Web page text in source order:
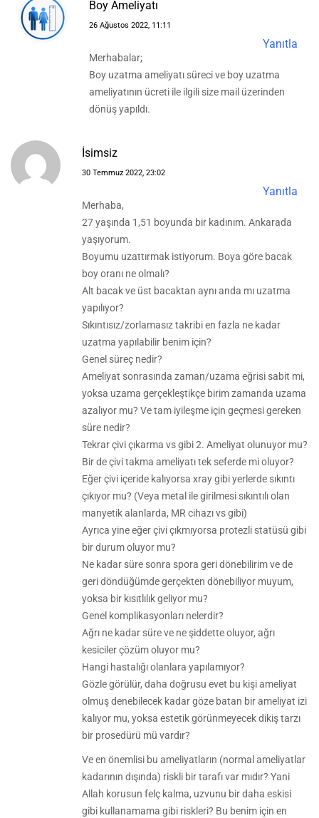
Boy Ameliyatı
26 Ağustos 2022, 11:11
Yanıtla
Merhabalar;
Boy uzatma ameliyatı süreci ve boy uzatma
ameliyatının ücreti ile ilgili size mail üzerinden
dönüş yapıldı.
İsimsiz
30 Temmuz 2022, 23:02
Yanıtla
Merhaba,
27 yaşında 1,51 boyunda bir kadınım. Ankarada
yaşıyorum.
Boyumu uzattırmak istiyorum. Boya göre bacak
boy oranı ne olmalı?
Alt bacak ve üst bacaktan aynı anda mı uzatma
yapılıyor?
Sıkıntısız/zorlamasız takribi en fazla ne kadar
uzatma yapılabilir benim için?
Genel süreç nedir?
Ameliyat sonrasında zaman/uzama eğrisi sabit mi,
yoksa uzama gerçekleştikçe birim zamanda uzama
azalıyor mu? Ve tam iyileşme için geçmesi gereken
süre nedir?
Tekrar çivi çıkarma vs gibi 2. Ameliyat olunuyor mu?
Bir de çivi takma ameliyatı tek seferde mi oluyor?
Eğer çivi içeride kalıyorsa xray gibi yerlerde sıkıntı
çıkıyor mu? (Veya metal ile girilmesi sıkıntılı olan
manyetik alanlarda, MR cihazı vs gibi)
Ayrıca yine eğer çivi çıkmıyorsa protezli statüsü gibi
bir durum oluyor mu?
Ne kadar süre sonra spora geri dönebilirim ve de
geri döndüğümde gerçekten dönebiliyor muyum,
yoksa bir kısıtlılık geliyor mu?
Genel komplikasyonları nelerdir?
Ağrı ne kadar süre ve ne şiddette oluyor, ağrı
kesiciler çözüm oluyor mu?
Hangi hastalığı olanlara yapılamıyor?
Gözle görülür, daha doğrusu evet bu kişi ameliyat
olmuş denebilecek kadar göze batan bir ameliyat izi
kalıyor mu, yoksa estetik görünmeyecek dikiş tarzı
bir prosedürü mü vardır?
Ve en önemlisi bu ameliyatların (normal ameliyatlar
kadarının dışında) riskli bir tarafı var mıdır? Yani
Allah korusun felç kalma, uzvunu bir daha eskisi
gibi kullanamama gibi riskleri? Bu benim için en